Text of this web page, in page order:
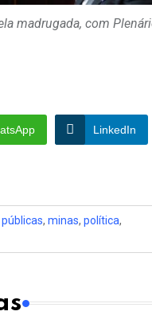
madrugada, com
LinkedIn
, minas, política,